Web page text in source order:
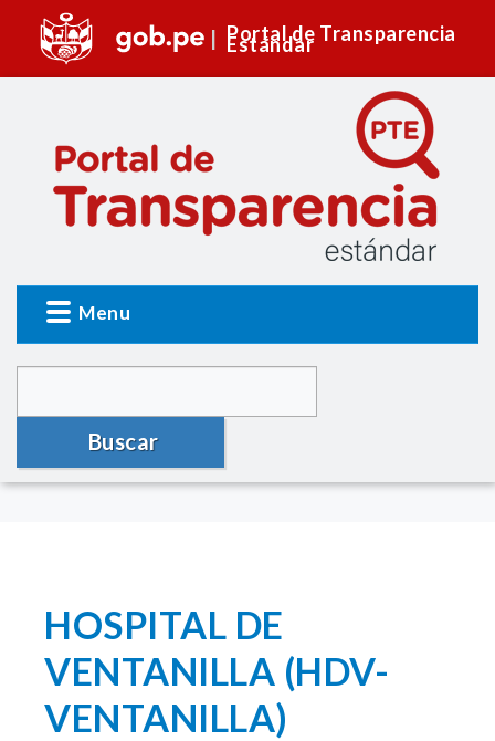
Portal de Transparencia
Estándar
Menu
Buscar
HOSPITAL DE
VENTANILLA (HDV-
VENTANILLA)